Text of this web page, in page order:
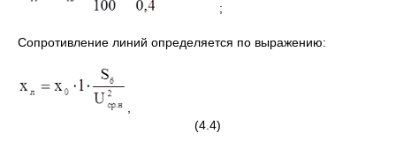
;
Сопротивление линий определяется по выражению:
(4.4)